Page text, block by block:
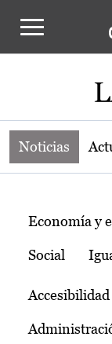
Noticias
Noticias
Temas
Economía y
Social
Accesibilidad